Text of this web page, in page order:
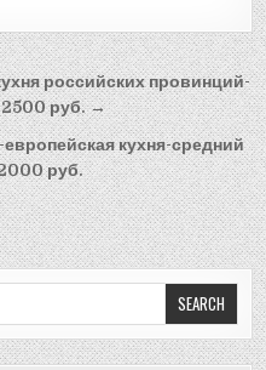
российских провинций-
2500 руб. →
кухня-средний
руб.